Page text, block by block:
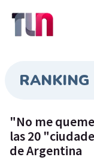
RANKING
"No me
las 20
de Argentina